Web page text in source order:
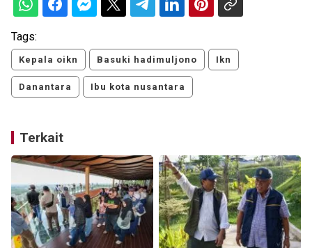
Tags:
Kepala oikn Basuki hadimuljono Ikn
Danantara Ibu kota nusantara
Terkait